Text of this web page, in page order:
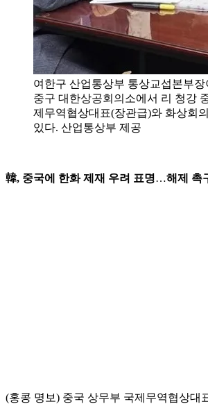
여한구 산업통상부 통상교섭본부장
중구 대한상공회의소에서 리 청강
제무역협상대표(장관급)와 화상회
있다. 산업통상부 제공
韓, 중국에 한화 제재 우려 표명…해제 촉
(홍콩 명보) 중국 상무부 국제무역협상대